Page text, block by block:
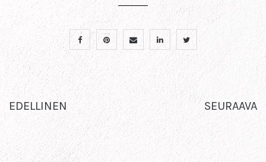
EDELLINEN SEURAAVA